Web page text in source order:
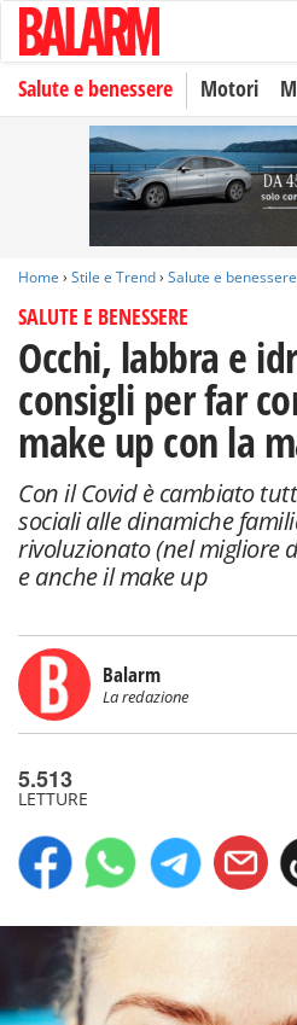
Salute e benessere Motori
Home › Stile e Trend› Salute e benessere
SALUTE E BENESSERE
Occhi, labbra e
consigli per far
make up con la
Con il Covid è cambiato
sociali alle dinamiche
rivoluzionato (nel migliore
e anche il make up
Balarm
La redazione
5.513
LETTURE